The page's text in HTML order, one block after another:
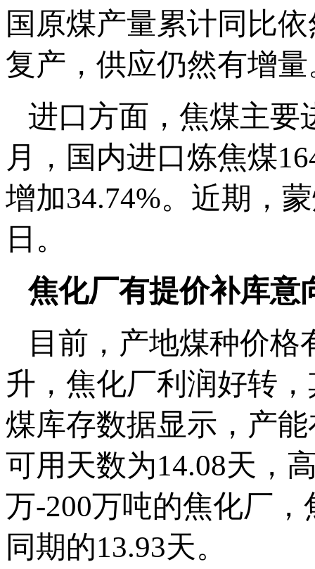
国原煤产量累计同比
复产，供应仍然有增量
进口方面，焦煤主要
月，国内进口炼焦煤
增加34.74%。近期，
日。
焦化厂有提价补库意
目前，产地煤种价
升，焦化厂利润好转
煤库存数据显示，产
可用天数为14.08天，
万-200万吨的焦化厂
同期的13.93天。